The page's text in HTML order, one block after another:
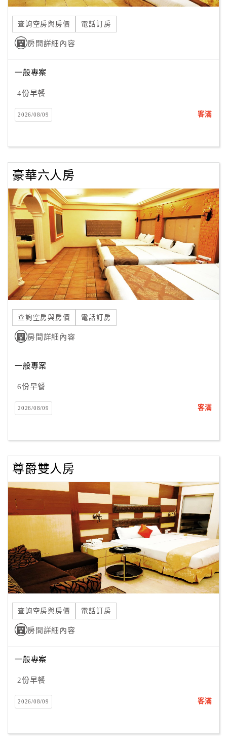
紅
利
查
訂
房
Q&A
旅
卡
訂
房
請
款
收
據
合
作
提
案
店
作
商
合
作
旅
劃
商
品
宣
傳
查詢空房與房價 電話訂房
房間詳細內容
一般專案
4份早餐
2026/08/09 客滿
豪華六人房
查詢空房與房價 電話訂房
房間詳細內容
一般專案
6份早餐
2026/08/09 客滿
尊爵雙人房
查詢空房與房價 電話訂房
房間詳細內容
一般專案
2份早餐
2026/08/09 客滿